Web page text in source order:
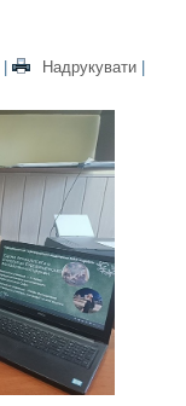
| Надрукувати